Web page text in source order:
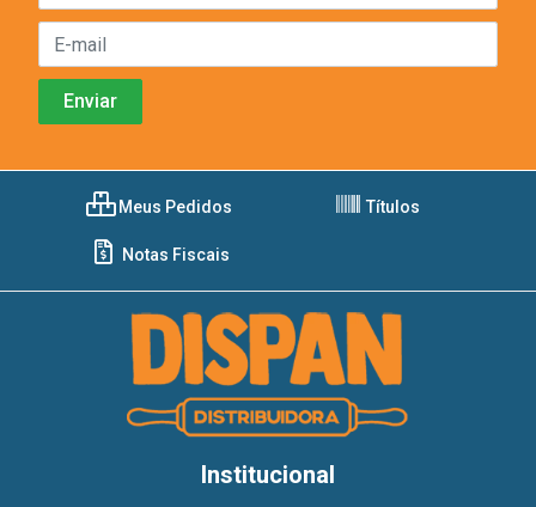
Meus Pedidos Títulos
Notas Fiscais
Institucional